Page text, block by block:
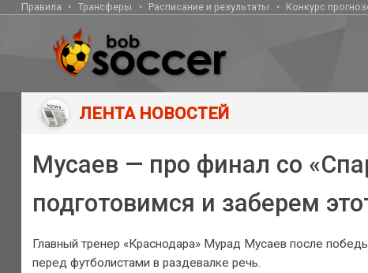
Правила Трансферы Расписание и результаты Конкурс
ЛЕНТА НОВОСТЕЙ
Мусаев — про финал со
подготовимся и заберем
Главный тренер «Краснодара» Мурад Мусаев после
перед футболистами в раздевалке речь.